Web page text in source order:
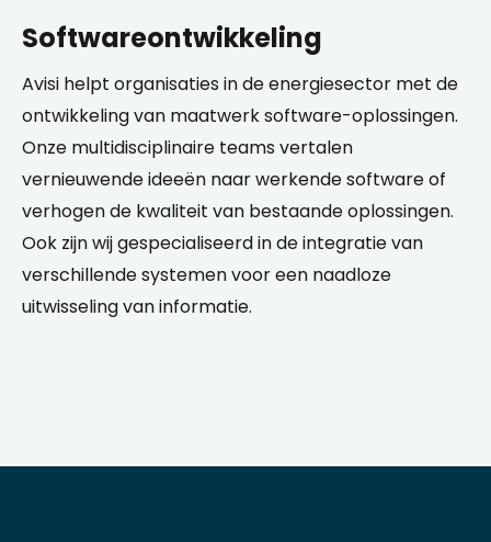
Softwareontwikkeling
Avisi helpt organisaties in de energiesector met de
ontwikkeling van maatwerk software-oplossingen.
Onze multidisciplinaire teams vertalen
vernieuwende ideeën naar werkende software of
verhogen de kwaliteit van bestaande oplossingen.
Ook zijn wij gespecialiseerd in de integratie van
verschillende systemen voor een naadloze
uitwisseling van informatie.